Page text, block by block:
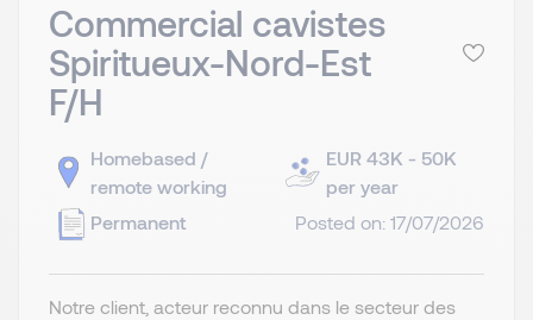
Commercial cavistes
Spiritueux-Nord-Est
F/H
Homebased /
remote working
Permanent
EUR 43K - 50K
per year
Posted on: 17/07/2026
Notre client, acteur reconnu dans le secteur des